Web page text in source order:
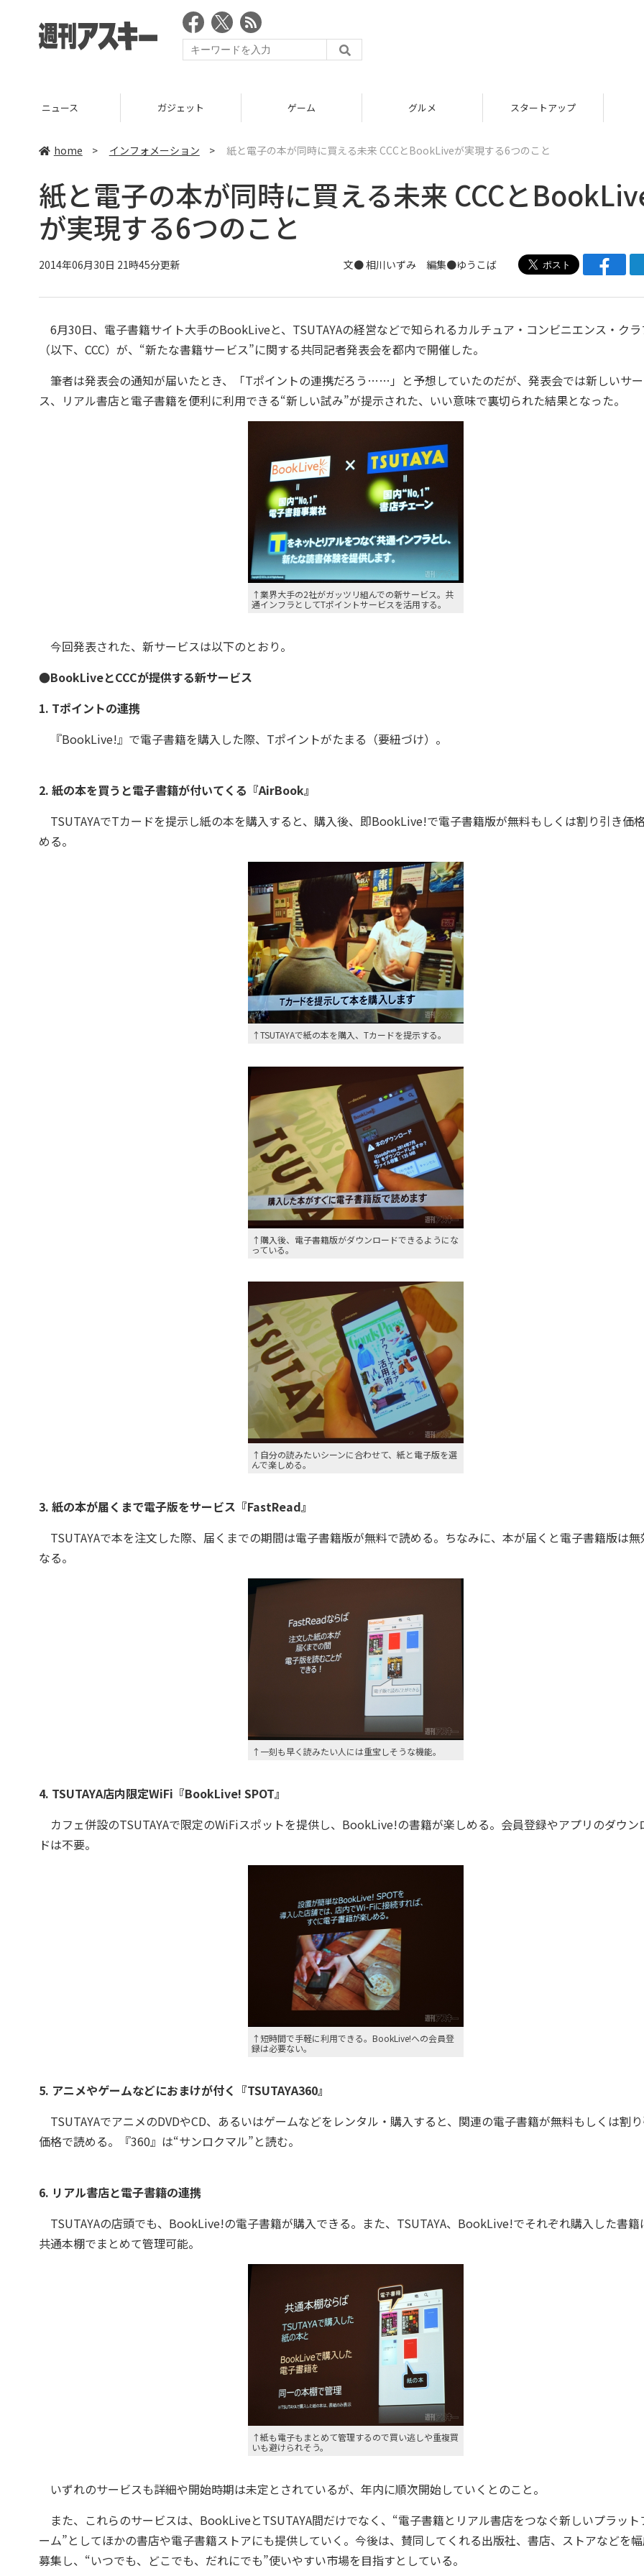
ニュース ガジェット ゲーム グルメ スタートアップ
home > インフォメーション > 紙と電子の本が同時に買える未来 CCCとBookLiveが実現する6つのこと
紙と電子の本が同時に買える未来 CCCと
が実現する6つのこと
2014年06月30日 21時45分更新 文● 相川いずみ 編集●ゆうこば
6月30日、電子書籍サイト大手のBookLiveと、TSUTAYAの経営などで知られるカルチュア・コンビニエンス・クラ
（以下、CCC）が、“新たな書籍サービス”に関する共同記者発表会を都内で開催した。
筆者は発表会の通知が届いたとき、「Tポイントの連携だろう……」と予想していたのだが、発表会では新しいサ
ス、リアル書店と電子書籍を便利に利用できる“新しい試み”が提示された、いい意味で裏切られた結果となった。
↑業界大手の2社がガッツリ組んでの新サービス。共
通インフラとしてTポイントサービスを活用する。
今回発表された、新サービスは以下のとおり。
●BookLiveとCCCが提供する新サービス
1. Tポイントの連携
『BookLive!』で電子書籍を購入した際、Tポイントがたまる（要紐づけ）。
2. 紙の本を買うと電子書籍が付いてくる『AirBook』
TSUTAYAでTカードを提示し紙の本を購入すると、購入後、即BookLive!で電子書籍版が無料もしくは割り引き価
める。
↑TSUTAYAで紙の本を購入、Tカードを提示する。
↑購入後、電子書籍版がダウンロードできるようにな
っている。
↑自分の読みたいシーンに合わせて、紙と電子版を選
んで楽しめる。
3. 紙の本が届くまで電子版をサービス『FastRead』
TSUTAYAで本を注文した際、届くまでの期間は電子書籍版が無料で読める。ちなみに、本が届くと電子書籍版は無
なる。
↑一刻も早く読みたい人には重宝しそうな機能。
4. TSUTAYA店内限定WiFi『BookLive! SPOT』
カフェ併設のTSUTAYAで限定のWiFiスポットを提供し、BookLive!の書籍が楽しめる。会員登録やアプリのダウン
ドは不要。
↑短時間で手軽に利用できる。BookLive!への会員登
録は必要ない。
5. アニメやゲームなどにおまけが付く『TSUTAYA360』
TSUTAYAでアニメのDVDやCD、あるいはゲームなどをレンタル・購入すると、関連の電子書籍が無料もしくは割
価格で読める。『360』は“サンロクマル”と読む。
6. リアル書店と電子書籍の連携
TSUTAYAの店頭でも、BookLive!の電子書籍が購入できる。また、TSUTAYA、BookLive!でそれぞれ購入した書籍
共通本棚でまとめて管理可能。
↑紙も電子もまとめて管理するので買い逃しや重複買
いも避けられそう。
いずれのサービスも詳細や開始時期は未定とされているが、年内に順次開始していくとのこと。
また、これらのサービスは、BookLiveとTSUTAYA間だけでなく、“電子書籍とリアル書店をつなぐ新しいプラット
ーム”としてほかの書店や電子書籍ストアにも提供していく。今後は、賛同してくれる出版社、書店、ストアなどを
募集し、“いつでも、どこでも、だれにでも”使いやすい市場を目指すとしている。